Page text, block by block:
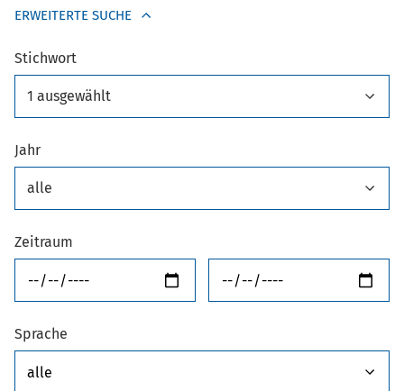
ERWEITERTE SUCHE
Stichwort
1 ausgewählt
Jahr
alle
Zeitraum
Sprache